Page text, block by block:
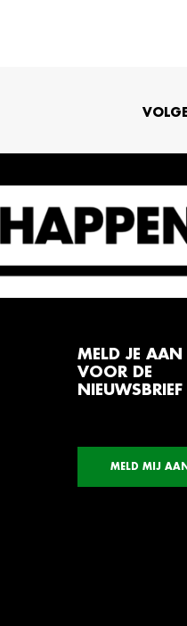
MELD JE AAN
VOOR DE
NIEUWSBRIEF
MELD MIJ AAN